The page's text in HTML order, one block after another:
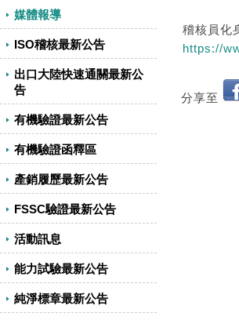
媒體報導
ISO稽核最新公告
出口大陸快速通關最新公
告
有機驗證最新公告
有機驗證函釋區
產銷履歷最新公告
FSSC驗證最新公告
活動訊息
能力試驗最新公告
純淨標章最新公告
稽核員化
https://
分享至